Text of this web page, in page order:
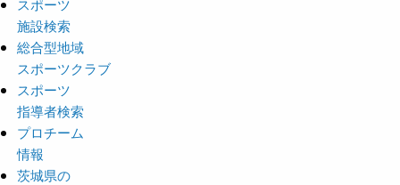
スポーツ
施設検索
総合型地域
スポーツクラブ
スポーツ
指導者検索
プロチーム
情報
茨城県の